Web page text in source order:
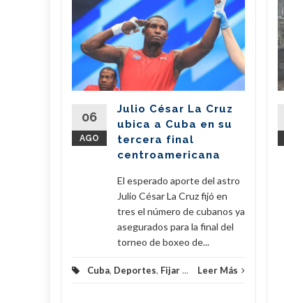
06
AGO
Julio César La Cruz
ubica a Cuba en su
tercera final
centroamericana
El esperado aporte del astro
Julio César La Cruz fijó en
tres el número de cubanos ya
asegurados para la final del
torneo de boxeo de...
Cuba, Deportes, Fijar... Leer Más